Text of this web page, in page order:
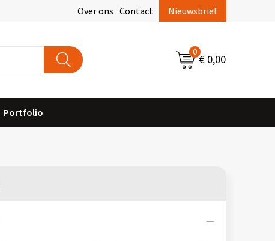
Over ons Contact Nieuwsbrief
0
€ 0,00
Portfolio